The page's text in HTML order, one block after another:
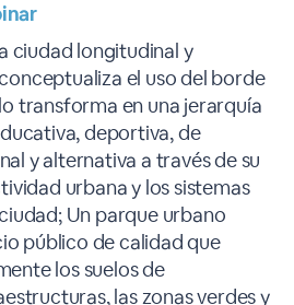
ciudad longitudinal y
el uso del borde
transforma en una jerarquía
deportiva, de
y alternativa a través de su
urbana y los sistemas
Un parque urbano
público de calidad que
los suelos de
las zonas verdes y